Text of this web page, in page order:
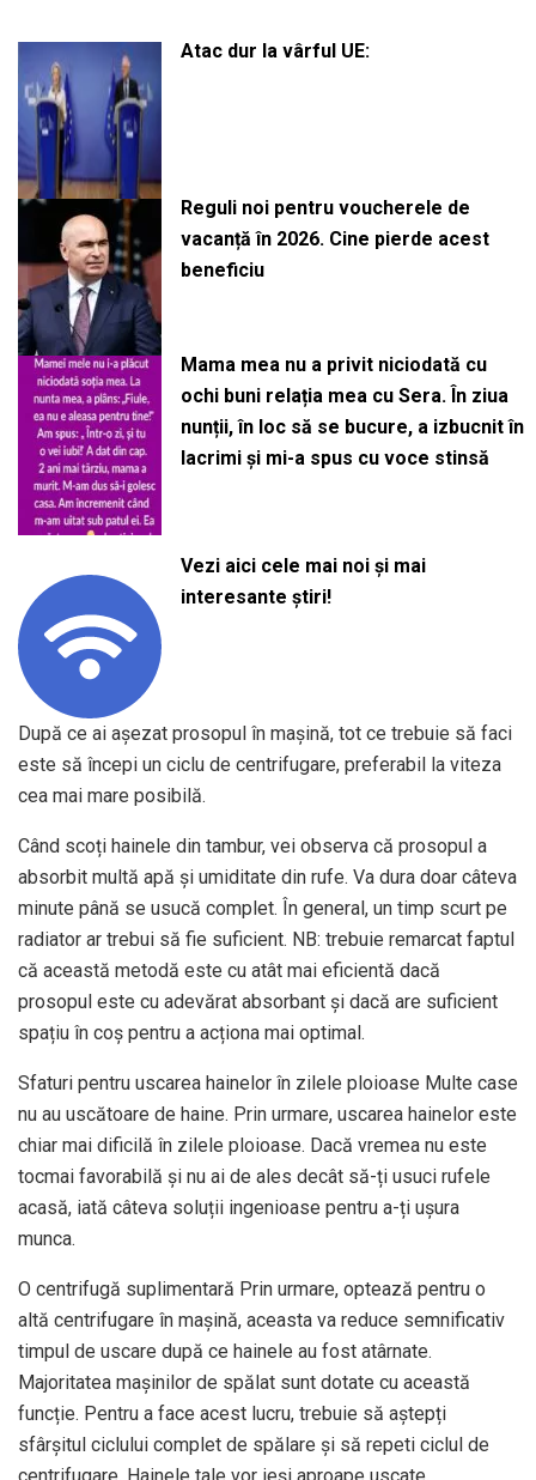
Atac dur la vârful UE:
Reguli noi pentru voucherele de
vacanță în 2026. Cine pierde acest
beneficiu
Mama mea nu a privit niciodată cu
ochi buni relația mea cu Sera. În ziua
nunții, în loc să se bucure, a izbucnit în
lacrimi și mi-a spus cu voce stinsă
Vezi aici cele mai noi și mai
interesante știri!
După ce ai așezat prosopul în mașină, tot ce trebuie să faci
este să începi un ciclu de centrifugare, preferabil la viteza
cea mai mare posibilă.
Când scoți hainele din tambur, vei observa că prosopul a
absorbit multă apă și umiditate din rufe. Va dura doar câteva
minute până se usucă complet. În general, un timp scurt pe
radiator ar trebui să fie suficient. NB: trebuie remarcat faptul
că această metodă este cu atât mai eficientă dacă
prosopul este cu adevărat absorbant și dacă are suficient
spațiu în coș pentru a acționa mai optimal.
Sfaturi pentru uscarea hainelor în zilele ploioase Multe case
nu au uscătoare de haine. Prin urmare, uscarea hainelor este
chiar mai dificilă în zilele ploioase. Dacă vremea nu este
tocmai favorabilă și nu ai de ales decât să-ți usuci rufele
acasă, iată câteva soluții ingenioase pentru a-ți ușura
munca.
O centrifugă suplimentară Prin urmare, optează pentru o
altă centrifugare în mașină, aceasta va reduce semnificativ
timpul de uscare după ce hainele au fost atârnate.
Majoritatea mașinilor de spălat sunt dotate cu această
funcție. Pentru a face acest lucru, trebuie să aștepți
sfârșitul ciclului complet de spălare și să repeti ciclul de
centrifugare. Hainele tale vor ieși aproape uscate.